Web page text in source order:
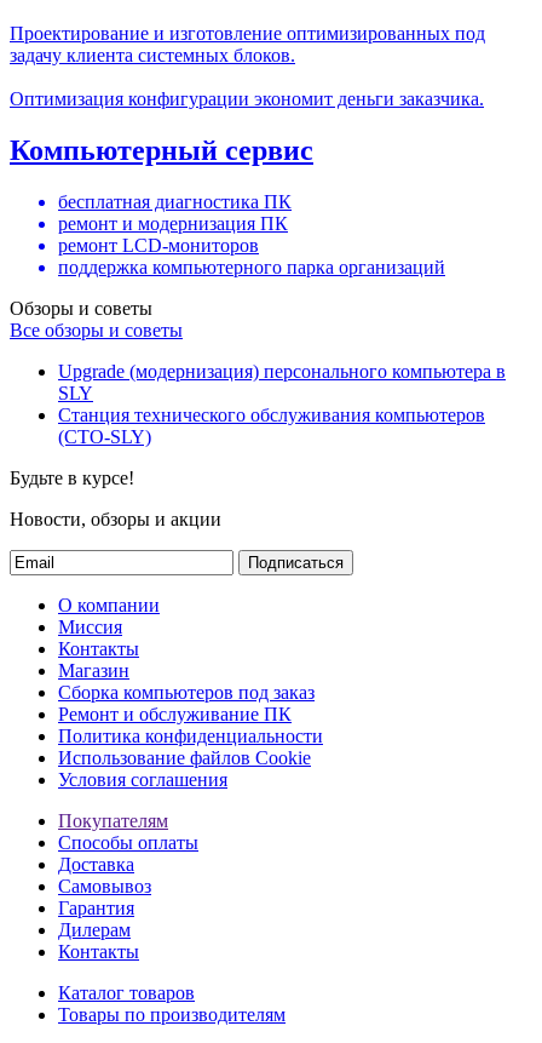
Проектирование и изготовление оптимизированных под
задачу клиента системных блоков.
Оптимизация конфигурации экономит деньги заказчика.
Компьютерный сервис
бесплатная диагностика ПК
ремонт и модернизация ПК
ремонт LCD-мониторов
поддержка компьютерного парка организаций
Обзоры и советы
Все обзоры и советы
Upgrade (модернизация) персонального компьютера в
SLY
Станция технического обслуживания компьютеров
(СТО-SLY)
Будьте в курсе!
Новости, обзоры и акции
Подписаться
О компании
Миссия
Контакты
Магазин
Сборка компьютеров под заказ
Ремонт и обслуживание ПК
Политика конфиденциальности
Использование файлов Cookie
Условия соглашения
Покупателям
Способы оплаты
Доставка
Самовывоз
Гарантия
Дилерам
Контакты
Каталог товаров
Товары по производителям